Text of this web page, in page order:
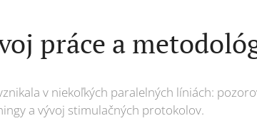
práce a
v niekoľkých paralelných líniách:
a vývoj stimulačných protokolov.